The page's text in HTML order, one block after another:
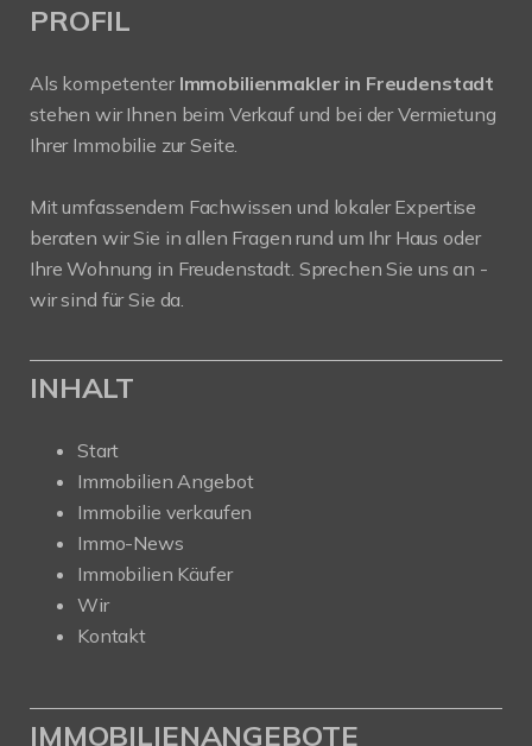
PROFIL
Als kompetenter Immobilienmakler in Freudenstadt
stehen wir Ihnen beim Verkauf und bei der Vermietung
Ihrer Immobilie zur Seite.
Mit umfassendem Fachwissen und lokaler Expertise
beraten wir Sie in allen Fragen rund um Ihr Haus oder
Ihre Wohnung in Freudenstadt. Sprechen Sie uns an -
wir sind für Sie da.
INHALT
Start
Immobilien Angebot
Immobilie verkaufen
Immo-News
Immobilien Käufer
Wir
Kontakt
IMMOBILIENANGEBOTE